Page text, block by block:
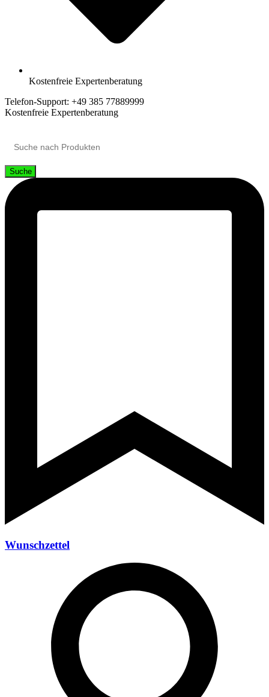
Kostenfreie Expertenberatung
Telefon-Support: +49 385 77889999
Kostenfreie Expertenberatung
Suche
Wunschzettel